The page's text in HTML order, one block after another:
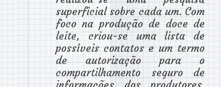
superficial sobre cada um. Com
foco na produção de doce de
leite, criou-se uma lista de
possíveis contatos e um termo
de autorização para o
compartilhamento seguro de